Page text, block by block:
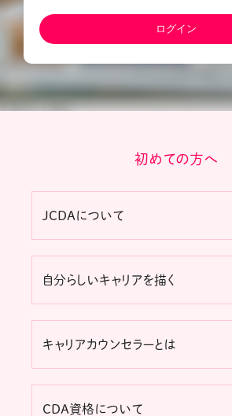
初めての方へ
JCDAについて
自分らしいキャリアを描く
キャリアカウンセラーとは
CDA資格について